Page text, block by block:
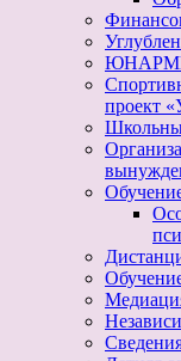
проект